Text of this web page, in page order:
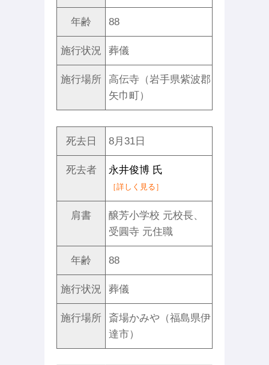
年齢 88
施行状況 葬儀
施行場所
高伝寺（岩手県紫波郡
矢巾町）
死去日 8月31日
死去者 永井俊博 氏
［詳しく見る］
肩書
醸芳小学校 元校長、
受圓寺 元住職
年齢 88
施行状況 葬儀
施行場所
斎場かみや（福島県伊
達市）